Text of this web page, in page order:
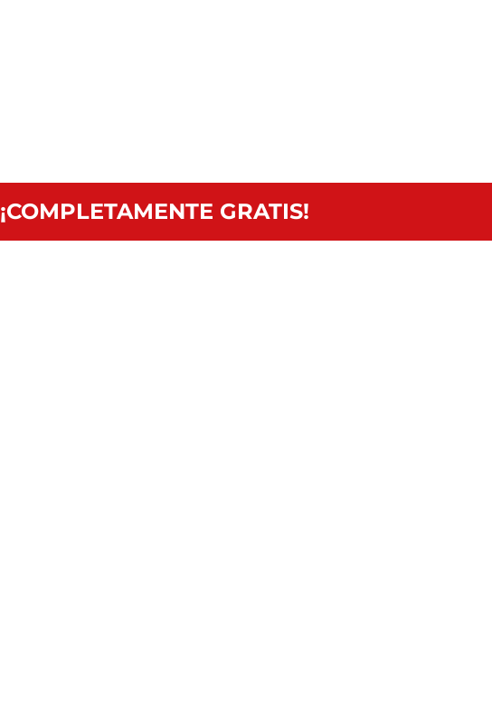
¡COMPLETAMENTE GRATIS!